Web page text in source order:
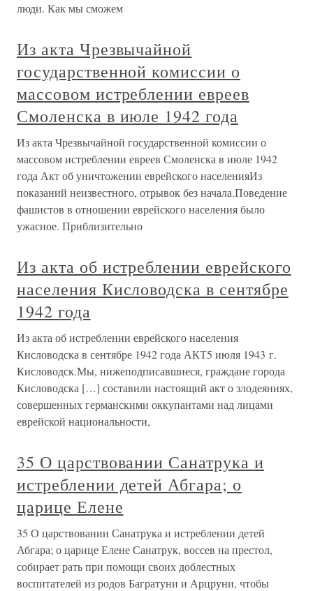
люди. Как мы сможем
Из акта Чрезвычайной
государственной комиссии о
массовом истреблении евреев
Смоленска в июле 1942 года
Из акта Чрезвычайной государственной комиссии о
массовом истреблении евреев Смоленска в июле 1942
года Акт об уничтожении еврейского населенияИз
показаний неизвестного, отрывок без начала.Поведение
фашистов в отношении еврейского населения было
ужасное. Приблизительно
Из акта об истреблении еврейского
населения Кисловодска в сентябре
1942 года
Из акта об истреблении еврейского населения
Кисловодска в сентябре 1942 года АКТ5 июля 1943 г.
Кисловодск.Мы, нижеподписавшиеся, граждане города
Кисловодска […] составили настоящий акт о злодеяниях,
совершенных германскими оккупантами над лицами
еврейской национальности,
35 О царствовании Санатрука и
истреблении детей Абгара; о
царице Елене
35 О царствовании Санатрука и истреблении детей
Абгара; о царице Елене Санатрук, воссев на престол,
собирает рать при помощи своих доблестных
воспитателей из родов Багратуни и Арцруни, чтобы